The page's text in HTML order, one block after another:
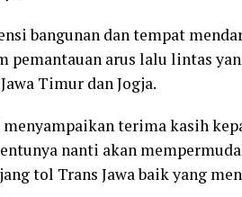
bangunan dan tempat
pemantauan arus lalu lintas
Timur dan Jogja.
terima kasih
nanti akan
tol Trans Jawa baik yang